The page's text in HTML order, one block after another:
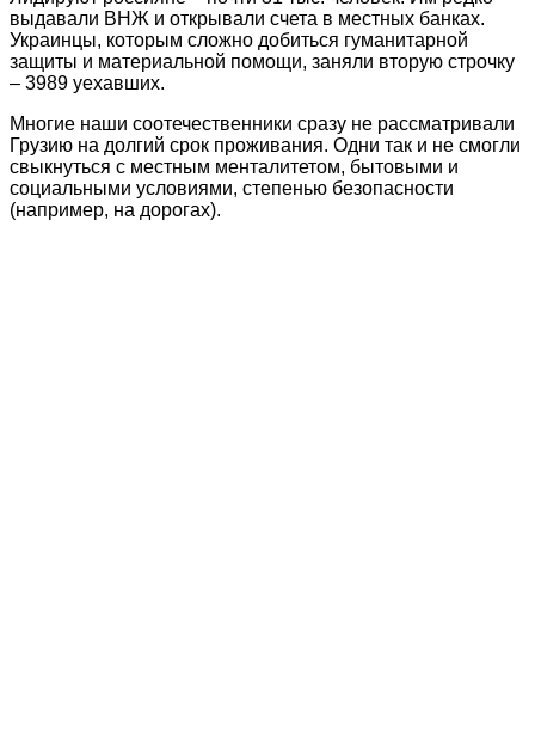
выдавали ВНЖ и открывали счета в местных банках.
Украинцы, которым сложно добиться гуманитарной
защиты и материальной помощи, заняли вторую строчку
– 3989 уехавших.
Многие наши соотечественники сразу не рассматривали
Грузию на долгий срок проживания. Одни так и не смогли
свыкнуться с местным менталитетом, бытовыми и
социальными условиями, степенью безопасности
(например, на дорогах).